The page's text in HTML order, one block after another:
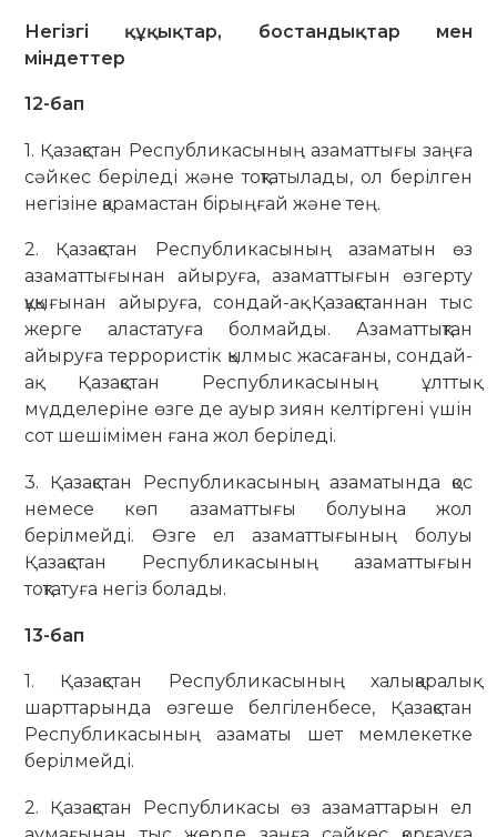
Негізгі құқықтар, бостандықтар мен
міндеттер
12-бап
1. Қазақстан Республикасының азаматтығы заңға
сәйкес беріледі және тоқтатылады, ол берілген
негізіне қарамастан бiрыңғай және тең.
2. Қазақстан Республикасының азаматын өз
азаматтығынан айыруға, азаматтығын өзгерту
құқығынан айыруға, сондай-ақ Қазақстаннан тыс
жерге аластатуға болмайды. Азаматтықтан
айыруға террористік қылмыс жасағаны, сондай-
ақ Қазақстан Республикасының ұлттық
мүдделеріне өзге де ауыр зиян келтіргені үшін
сот шешімімен ғана жол беріледі.
3. Қазақстан Республикасының азаматында қос
немесе көп азаматтығы болуына жол
берілмейді. Өзге ел азаматтығының болуы
Қазақстан Республикасының азаматтығын
тоқтатуға негіз болады.
13-бап
1. Қазақстан Республикасының халықаралық
шарттарында өзгеше белгiленбесе, Қазақстан
Республикасының азаматы шет мемлекетке
берілмейді.
2. Қазақстан Республикасы өз азаматтарын ел